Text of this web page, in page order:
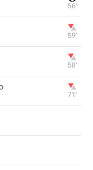
56‎’‎
59‎’‎
58‎’‎
71‎’‎